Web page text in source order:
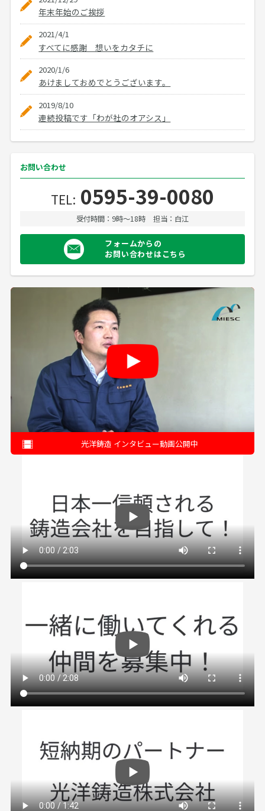
年末年始のご挨拶
2021/4/1
すべてに感謝 想いをカタチに
2020/1/6
あけましておめでとうございます。
2019/8/10
連続投稿です「わが社のオアシス」
お問い合わせ
TEL: 0595-39-0080
受付時間：9時〜18時 担当：白江
フォームからの
お問い合わせはこちら
光洋鋳造 インタビュー動画公開中